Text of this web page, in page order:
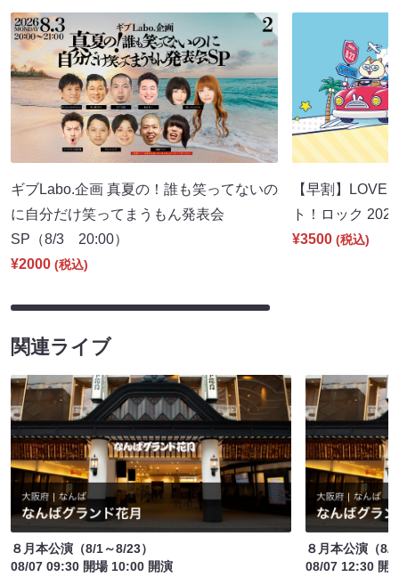
ギブLabo.企画 真夏の！誰も笑ってないの
に自分だけ笑ってまうもん発表会
SP（8/3 20:00）
¥2000 (税込)
【早割】LOVE
ト！ロック
¥3500 (税込)
関連ライブ
８月本公演（8/1～8/23）
08/07 09:30 開場 10:00 開演
８月本公演（8/
08/07 12:30 開